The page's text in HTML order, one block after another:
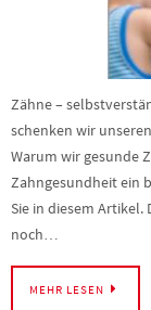
Zähne –
schenken wir
Warum wir gesunde
Zahngesundheit ein
Sie in diesem Artikel.
noch…
MEHR LESEN